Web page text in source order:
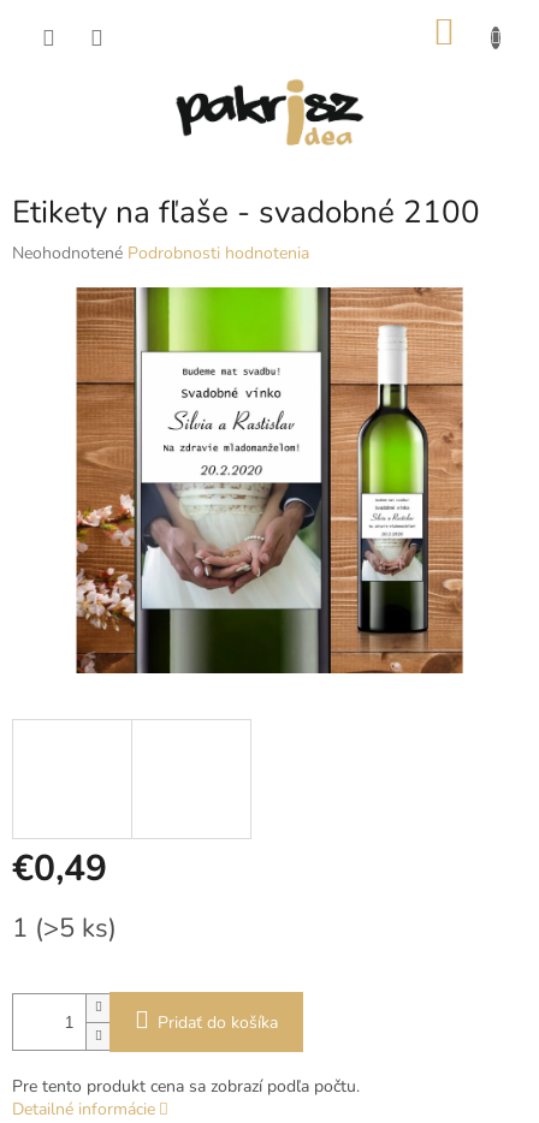
Etikety na fľaše - svadobné 2100
Priemerné
produktu
Neohodnotené Podrobnosti hodnotenia
€0,49
cena:
1 (>5 ks)
Pridať do košíka
Pre tento produkt cena sa zobrazí podľa počtu.
Detailné informácie